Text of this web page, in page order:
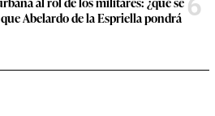
Abelardo de la Espriella pondrá 6